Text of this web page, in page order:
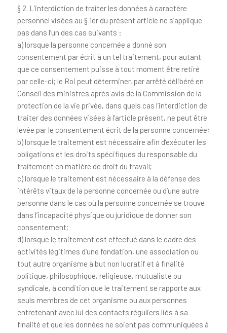
§ 2. L’interdiction de traiter les données à caractère
personnel visées au § 1er du présent article ne s’applique
pas dans l’un des cas suivants :
a) lorsque la personne concernée a donné son
consentement par écrit à un tel traitement, pour autant
que ce consentement puisse à tout moment être retiré
par celle-ci; le Roi peut déterminer, par arrêté délibéré en
Conseil des ministres après avis de la Commission de la
protection de la vie privée, dans quels cas l’interdiction de
traiter des données visées à l’article présent, ne peut être
levée par le consentement écrit de la personne concernée;
b) lorsque le traitement est nécessaire afin d’exécuter les
obligations et les droits spécifiques du responsable du
traitement en matière de droit du travail;
c) lorsque le traitement est nécessaire à la défense des
intérêts vitaux de la personne concernée ou d’une autre
personne dans le cas où la personne concernée se trouve
dans l’incapacité physique ou juridique de donner son
consentement;
d) lorsque le traitement est effectué dans le cadre des
activités légitimes d’une fondation, une association ou
tout autre organisme à but non lucratif et à finalité
politique, philosophique, religieuse, mutualiste ou
syndicale, à condition que le traitement se rapporte aux
seuls membres de cet organisme ou aux personnes
entretenant avec lui des contacts réguliers liés à sa
finalité et que les données ne soient pas communiquées à